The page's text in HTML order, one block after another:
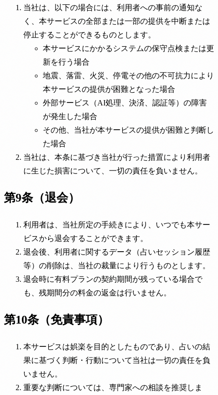
当社は、以下の場合には、利用者への事前の通知な
く、本サービスの全部または一部の提供を中断または
停止することができるものとします。
本サービスにかかるシステムの保守点検または更
新を行う場合
地震、落雷、火災、停電その他の不可抗力により
本サービスの提供が困難となった場合
外部サービス（AI処理、決済、認証等）の障害
が発生した場合
その他、当社が本サービスの提供が困難と判断し
た場合
当社は、本条に基づき当社が行った措置により利用者
に生じた損害について、一切の責任を負いません。
第9条（退会）
利用者は、当社所定の手続きにより、いつでも本サー
ビスから退会することができます。
退会後、利用者に関するデータ（占いセッション履歴
等）の削除は、当社の裁量により行うものとします。
退会時に有料プランの契約期間が残っている場合で
も、残期間分の料金の返金は行いません。
第10条（免責事項）
本サービスは娯楽を目的としたものであり、占いの結
果に基づく判断・行動について当社は一切の責任を負
いません。
重要な判断については、専門家への相談を推奨しま